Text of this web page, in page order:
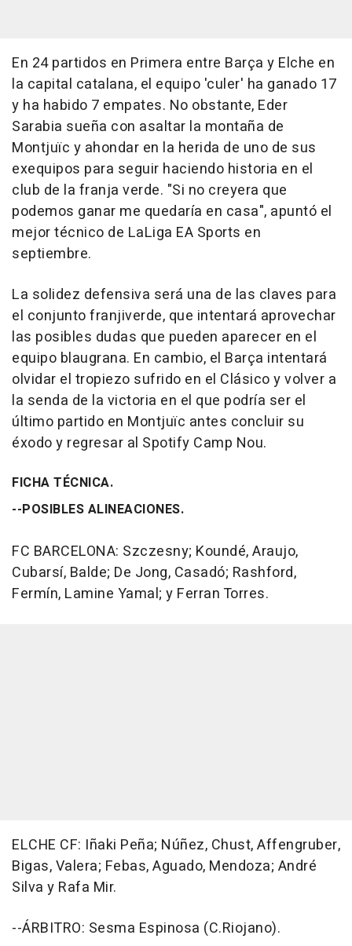
En 24 partidos en Primera entre Barça y Elche en
la capital catalana, el equipo 'culer' ha ganado 17
y ha habido 7 empates. No obstante, Eder
Sarabia sueña con asaltar la montaña de
Montjuïc y ahondar en la herida de uno de sus
exequipos para seguir haciendo historia en el
club de la franja verde. "Si no creyera que
podemos ganar me quedaría en casa", apuntó el
mejor técnico de LaLiga EA Sports en
septiembre.
La solidez defensiva será una de las claves para
el conjunto franjiverde, que intentará aprovechar
las posibles dudas que pueden aparecer en el
equipo blaugrana. En cambio, el Barça intentará
olvidar el tropiezo sufrido en el Clásico y volver a
la senda de la victoria en el que podría ser el
último partido en Montjuïc antes concluir su
éxodo y regresar al Spotify Camp Nou.
FICHA TÉCNICA.
--POSIBLES ALINEACIONES.
FC BARCELONA: Szczesny; Koundé, Araujo,
Cubarsí, Balde; De Jong, Casadó; Rashford,
Fermín, Lamine Yamal; y Ferran Torres.
ELCHE CF: Iñaki Peña; Núñez, Chust, Affengruber,
Bigas, Valera; Febas, Aguado, Mendoza; André
Silva y Rafa Mir.
--ÁRBITRO: Sesma Espinosa (C.Riojano).